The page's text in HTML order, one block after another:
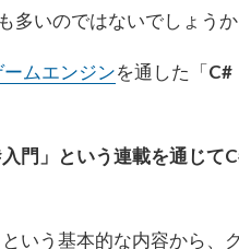
いのではないでしょうか
ムエンジンを通した「C#
門」という連載を通じて
いう基本的な内容から、